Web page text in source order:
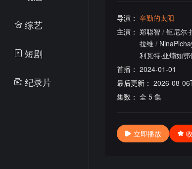
综艺
短剧
纪录片
导演： 辛勤的太阳
主演： 郑聪智 / 钜尼尔·
拉维 /
利瓦特·亚煵如鄂
首播： 2024-01-01
最后更新： 2026-08-
集数： 全 5 集
立即播放